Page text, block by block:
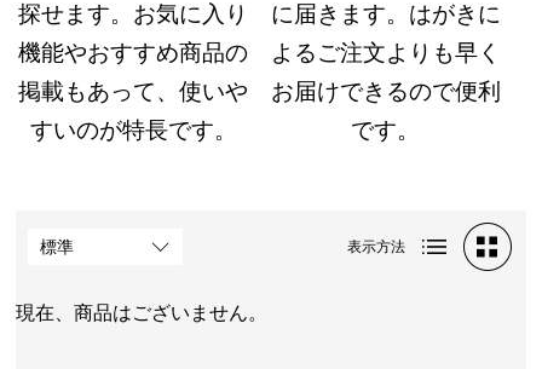
探せます。お気に入り
機能やおすすめ商品の
掲載もあって、使いや
すいのが特長です。
に届きます。はがきに
よるご注文よりも早く
お届けできるので便利
です。
表示方法
現在、商品はございません。